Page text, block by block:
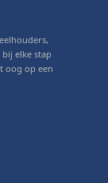
elke stap
oog op een